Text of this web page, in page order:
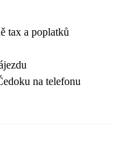
tax a poplatků
na telefonu